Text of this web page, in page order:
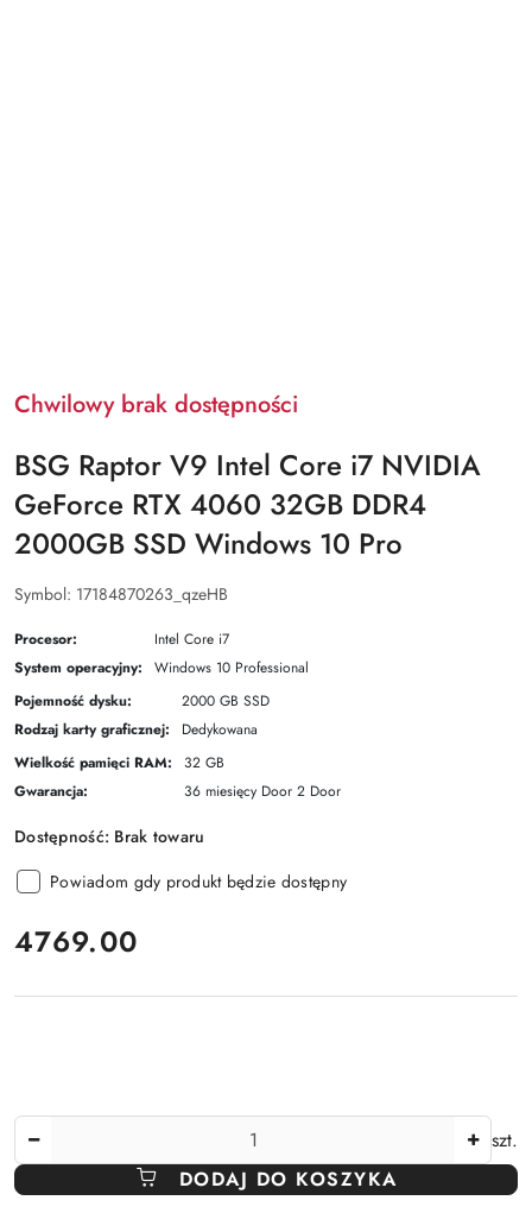
Chwilowy brak dostępności
BSG Raptor V9 Intel Core i7 NVIDIA
GeForce RTX 4060 32GB DDR4
2000GB SSD Windows 10 Pro
Symbol: 17184870263_qzeHB
Procesor:
Intel Core i7
System operacyjny:
Windows 10 Professional
Pojemność dysku:
2000 GB SSD
Rodzaj karty graficznej:
Dedykowana
Wielkość pamięci RAM:
32 GB
Gwarancja:
36 miesięcy Door 2 Door
Dostępność: Brak towaru
Powiadom gdy produkt będzie dostępny
cena:
4769.00
szt.
DODAJ DO KOSZYKA